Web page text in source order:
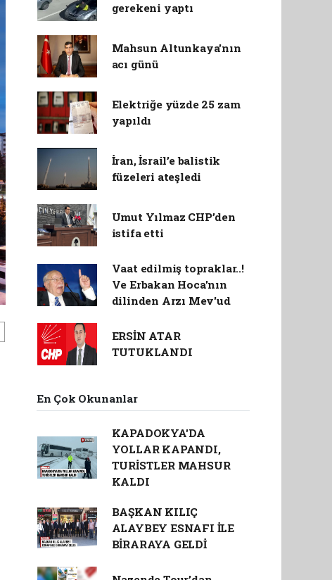
gerekeni yaptı
Mahsun Altunkaya'nın
acı günü
Elektriğe yüzde 25 zam
yapıldı
İran, İsrail’e balistik
füzeleri ateşledi
Umut Yılmaz CHP’den
istifa etti
Vaat edilmiş topraklar..!
Ve Erbakan Hoca'nın
dilinden Arzı Mev'ud
ERSİN ATAR
TUTUKLANDI
En Çok Okunanlar
KAPADOKYA'DA
YOLLAR KAPANDI,
TURİSTLER MAHSUR
KALDI
BAŞKAN KILIÇ
ALAYBEY ESNAFI İLE
BİRARAYA GELDİ